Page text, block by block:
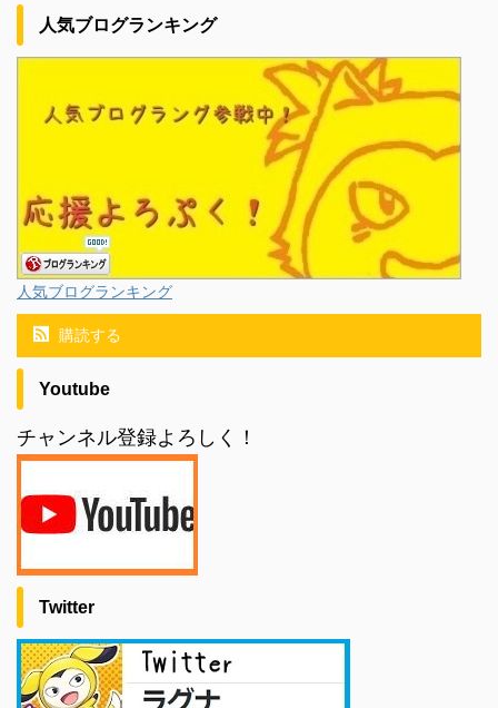
人気ブログランキング
人気ブログランキング
購読する
Youtube
チャンネル登録よろしく！
Twitter